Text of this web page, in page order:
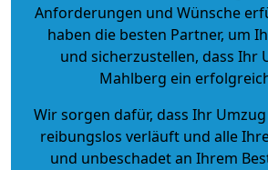
Anforderungen und Wünsche
haben die besten Partner, um
und sicherzustellen, dass Ihr
Mahlberg ein
Wir sorgen dafür, dass Ihr
reibungslos verläuft und alle
und unbeschadet an Ihrem